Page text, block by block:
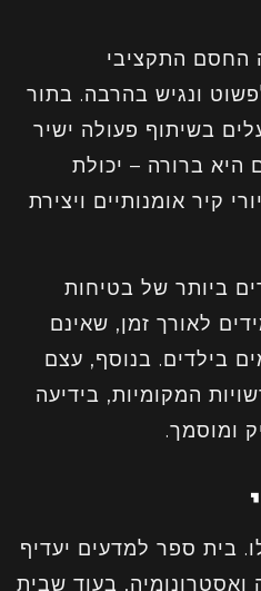
החסם התקציבי
ונגיש בהרבה. בתור
בשיתוף פעולה ישיר
היא ברורה – יכולת
קיר אומנותיים ויצירת
ביותר של בטיחות
לאורך זמן, שאינם
בילדים. בנוסף, עצם
המקומיות, בידיעה
ומוסמך.
בית ספר למדעים יעדיף
ואסטרונומיה, בעוד שבית